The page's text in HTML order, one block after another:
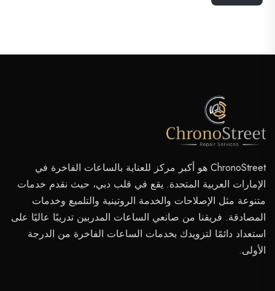
ChronoStreet هو أكبر مركز للعناية بالساعات الفاخرة في
الإمارات العربية المتحدة. يقع في قلب دبي، حيث نقدم خدمات
متنوعة مثل الإصلاحات والخدمة الروتينية والتلميع وخدمات
المصادقة. فريقنا من صانعي الساعات المدربين تدريبًا عاليًا على
استعداد دائمًا لتزويدك بخدمات الساعات الفاخرة من الدرجة
الأولى.